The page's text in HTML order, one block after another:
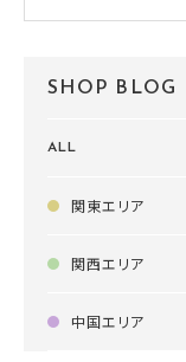
SHOP BLOG
ALL
関東エリア
関西エリア
中国エリア